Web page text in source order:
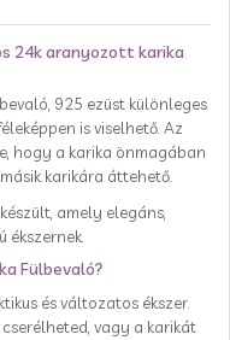
24k aranyozott karika
925 ezüst különleges
is viselhető. Az
hogy a karika önmagában
karikára áttehető.
amely elegáns,
ékszernek.
Fülbevaló?
és változatos ékszer.
vagy a karikát